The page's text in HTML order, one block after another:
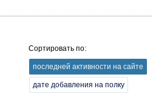
Сортировать по:
последней активности на сайте
дате добавления на полку